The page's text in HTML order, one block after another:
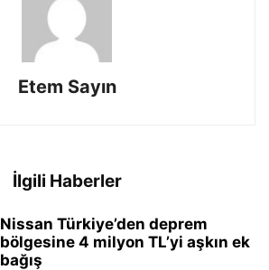
Etem Sayın
İlgili Haberler
Nissan Türkiye’den deprem
bölgesine 4 milyon TL’yi aşkın ek
bağış